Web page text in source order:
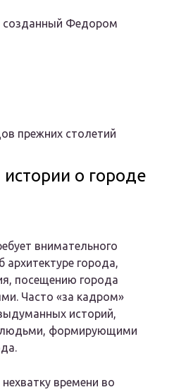
созданный Федором
прежних столетий
о городе
внимательного
архитектуре города,
посещению города
Часто «за кадром»
историй,
людьми, формирующими
времени во